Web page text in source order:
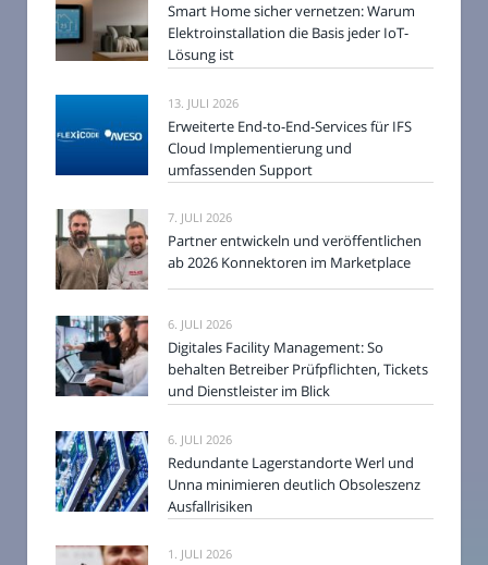
Smart Home sicher vernetzen: Warum
Elektroinstallation die Basis jeder IoT-
Lösung ist
13. JULI 2026
Erweiterte End-to-End-Services für IFS
Cloud Implementierung und
umfassenden Support
7. JULI 2026
Partner entwickeln und veröffentlichen
ab 2026 Konnektoren im Marketplace
6. JULI 2026
Digitales Facility Management: So
behalten Betreiber Prüfpflichten, Tickets
und Dienstleister im Blick
6. JULI 2026
Redundante Lagerstandorte Werl und
Unna minimieren deutlich Obsoleszenz
Ausfallrisiken
1. JULI 2026